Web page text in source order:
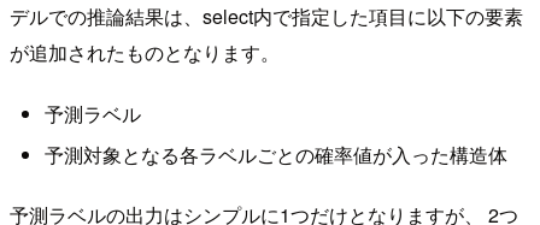
デルでの推論結果は、select内で指定した項目に以下の要素
が追加されたものとなります。
予測ラベル
予測対象となる各ラベルごとの確率値が入った構造体
予測ラベルの出力はシンプルに1つだけとなりますが、 2つ